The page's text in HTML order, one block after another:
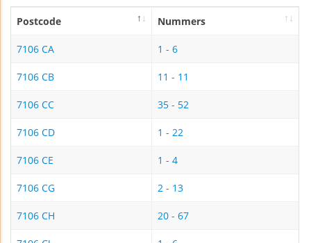
Postcode Nummers
7106 CA 1 - 6
7106 CB 11 - 11
7106 CC 35 - 52
7106 CD 1 - 22
7106 CE 1 - 4
7106 CG 2 - 13
7106 CH 20 - 67